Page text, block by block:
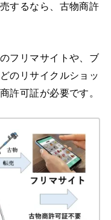
するなら、古物商許
フリマサイトや、ブ
のリサイクルショッ
許可証が必要です。